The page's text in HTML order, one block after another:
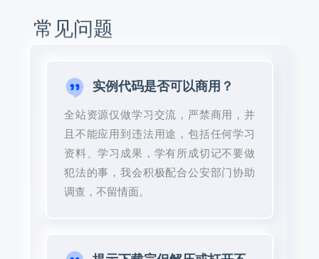
常见问题
实例代码是否可以商用？
全站资源仅做学习交流，严禁商用，并
且不能应用到违法用途，包括任何学习
资料、学习成果，学有所成切记不要做
犯法的事，我会积极配合公安部门协助
调查，不留情面。